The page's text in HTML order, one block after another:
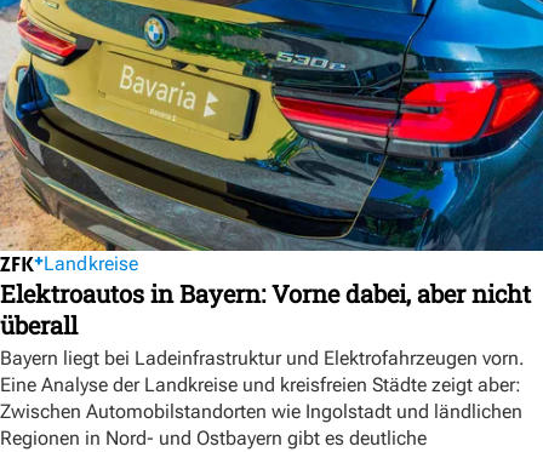
Landkreise
Elektroautos in Bayern: Vorne dabei, aber nicht
überall
Bayern liegt bei Ladeinfrastruktur und Elektrofahrzeugen vorn.
Eine Analyse der Landkreise und kreisfreien Städte zeigt aber:
Zwischen Automobilstandorten wie Ingolstadt und ländlichen
Regionen in Nord- und Ostbayern gibt es deutliche